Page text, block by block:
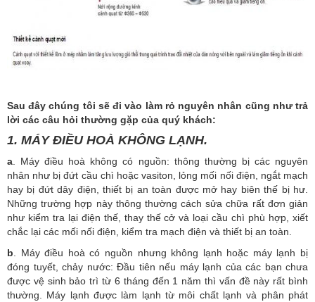
Sau đây chúng tôi sẽ đi vào làm rỏ nguyên nhân cũng như trả
lời các câu hỏi thường gặp của quý khách:
1. MÁY ĐIỀU HOÀ KHÔNG LẠNH.
a. Máy điều hoà không có nguồn: thông thường bị các nguyên
nhân như bị đứt cầu chì hoặc vasiton, lỏng mối nối điện, ngắt mạch
hay bị đứt dây điện, thiết bị an toàn được mở hay biên thế bị hư.
Những trường hợp này thông thường cách sửa chữa rất đơn giản
như kiểm tra lại điện thế, thay thế cở và loại cầu chì phù hợp, xiết
chắc lại các mối nối điện, kiểm tra mạch điện và thiết bị an toàn.
b. Máy điều hoà có nguồn nhưng không lạnh hoặc máy lạnh bị
đóng tuyết, chảy nước: Đầu tiên nếu máy lạnh của các bạn chưa
được vệ sinh bảo trì từ 6 tháng đến 1 năm thì vấn đề này rất bình
thường. Máy lạnh được làm lạnh từ môi chất lạnh và phân phát